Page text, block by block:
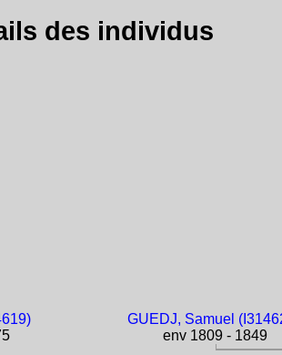
des individus
GUEDJ, Samuel
env 1809 - 1849